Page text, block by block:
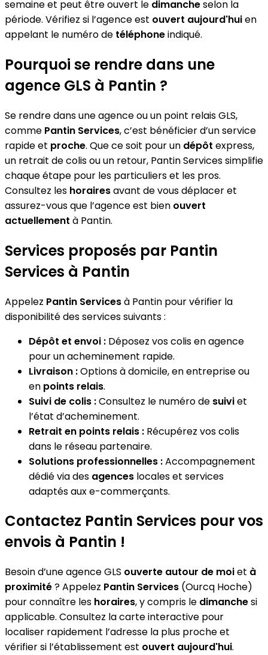
semaine et peut être ouvert le dimancheselon la
période. Vérifiez si l’agence est ouvert aujourd'huien
appelant le numéro de téléphoneindiqué.
Pourquoi se rendre dans une
agence GLS à Pantin ?
Se rendre dans une agence ou un point relais GLS,
comme Pantin Services, c’est bénéficier d’un service
rapide et proche. Que ce soit pour un dépôt express,
un retrait de colis ou un retour, Pantin Services simplifie
chaque étape pour les particuliers et les pros.
Consultez les horairesavant de vous déplacer et
assurez-vous que l’agence est bien ouvert
actuellement à Pantin.
Services proposés par Pantin
Services à Pantin
Appelez Pantin Servicesà Pantin pour vérifier la
disponibilité des services suivants :
Dépôt et envoi : Déposez vos colis en agence
pour un acheminement rapide.
Livraison :Options à domicile, en entreprise ou
en points relais.
Suivi de colis :Consultez le numéro de suiviet
l’état d’acheminement.
Retrait en points relais : Récupérez vos colis
dans le réseau partenaire.
Solutions professionnelles :Accompagnement
dédié via des agences locales et services
adaptés aux e-commerçants.
Contactez Pantin Services pour vos
envois à Pantin !
Besoin d’une agence GLS ouverte autour de moiet à
proximité? Appelez Pantin Services (Ourcq Hoche)
pour connaître les horaires, y compris le dimanchesi
applicable. Consultez la carte interactive pour
localiser rapidement l’adresse la plus proche et
vérifier si l’établissement est ouvert aujourd'hui.